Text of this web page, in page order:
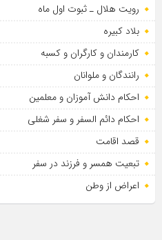
رویت هلال ـ ثبوت اول ماه
بلاد کبیره
کارمندان و کارگران و کسبه
رانندگان و ملوانان
احکام دانش آموزان و معلمین
احکام دائم السفر و سفر شغلی
قصد اقامت
تبعیت همسر و فرزند در سفر
اعراض از وطن